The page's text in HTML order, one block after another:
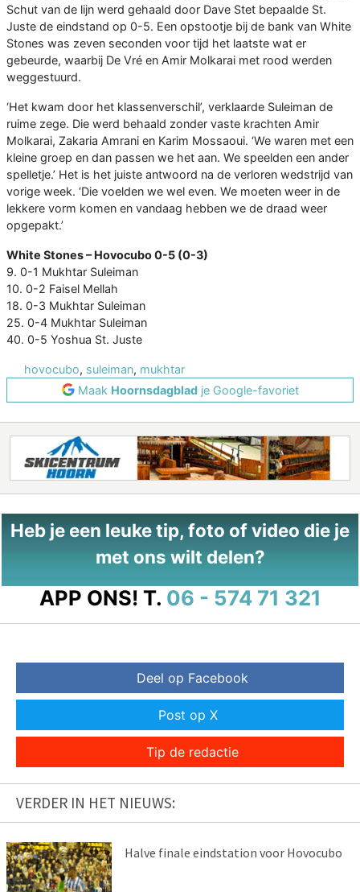
Schut van de lijn werd gehaald door Dave Stet bepaalde St.
Juste de eindstand op 0-5. Een opstootje bij de bank van White
Stones was zeven seconden voor tijd het laatste wat er
gebeurde, waarbij De Vré en Amir Molkarai met rood werden
weggestuurd.
‘Het kwam door het klassenverschil’, verklaarde Suleiman de
ruime zege. Die werd behaald zonder vaste krachten Amir
Molkarai, Zakaria Amrani en Karim Mossaoui. ‘We waren met een
kleine groep en dan passen we het aan. We speelden een ander
spelletje.’ Het is het juiste antwoord na de verloren wedstrijd van
vorige week. ‘Die voelden we wel even. We moeten weer in de
lekkere vorm komen en vandaag hebben we de draad weer
opgepakt.’
White Stones – Hovocubo 0-5 (0-3)
9. 0-1 Mukhtar Suleiman
10. 0-2 Faisel Mellah
18. 0-3 Mukhtar Suleiman
25. 0-4 Mukhtar Suleiman
40. 0-5 Yoshua St. Juste
hovocubo, suleiman, mukhtar
Maak Hoornsdagbladje Google-favoriet
Heb je een leuke tip, foto of video die je
met ons wilt delen?
APP ONS! T. 06 - 574 71 321
Deel op Facebook
Post op X
Tip de redactie
VERDER IN HET NIEUWS:
Halve finale eindstation voor Hovocubo